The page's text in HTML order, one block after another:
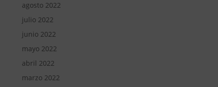
agosto 2022
julio 2022
junio 2022
mayo 2022
abril 2022
marzo 2022